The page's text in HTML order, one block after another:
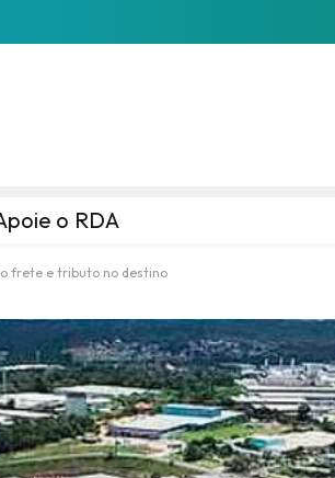
o RDA
frete e tributo no destino